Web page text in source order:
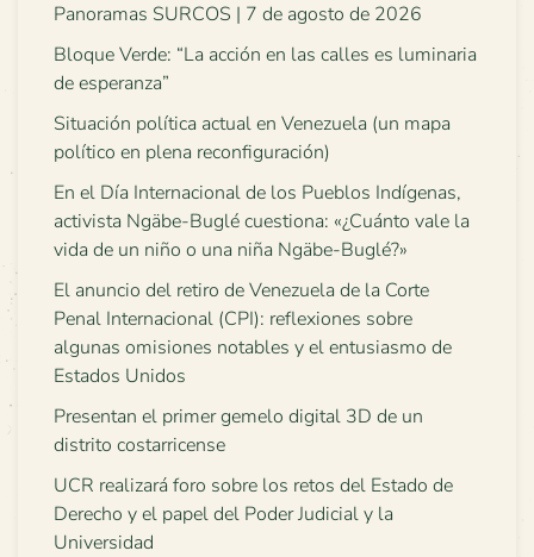
Panoramas SURCOS | 7 de agosto de 2026
Bloque Verde: “La acción en las calles es luminaria
de esperanza”
Situación política actual en Venezuela (un mapa
político en plena reconfiguración)
En el Día Internacional de los Pueblos Indígenas,
activista Ngäbe-Buglé cuestiona: «¿Cuánto vale la
vida de un niño o una niña Ngäbe-Buglé?»
El anuncio del retiro de Venezuela de la Corte
Penal Internacional (CPI): reflexiones sobre
algunas omisiones notables y el entusiasmo de
Estados Unidos
Presentan el primer gemelo digital 3D de un
distrito costarricense
UCR realizará foro sobre los retos del Estado de
Derecho y el papel del Poder Judicial y la
Universidad